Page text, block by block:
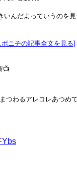
いんだよっていうのを
ポニチの記事全文を見る]
📺
つわるアレコレあつめ